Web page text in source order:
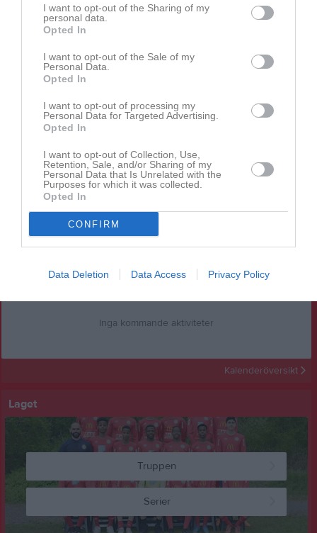
I want to opt-out of the Sharing of my
personal data.
Opted In
I want to opt-out of the Sale of my
Personal Data.
Opted In
I want to opt-out of processing my
Personal Data for Targeted Advertising.
Opted In
I want to opt-out of Collection, Use,
Retention, Sale, and/or Sharing of my
Personal Data that Is Unrelated with the
Purposes for which it was collected.
Opted In
CONFIRM
Data Deletion Data Access Privacy Policy
Ingen video uppladdad
Logga in och ladda upp ert första klipp
Senast uppdaterade album
Inget album finns skapat
Logga in som administratör och skapa ert första album
På gång Kalender
Inga kommande aktiviteter
Kalenderöversikt
Laget
Truppen
Serier